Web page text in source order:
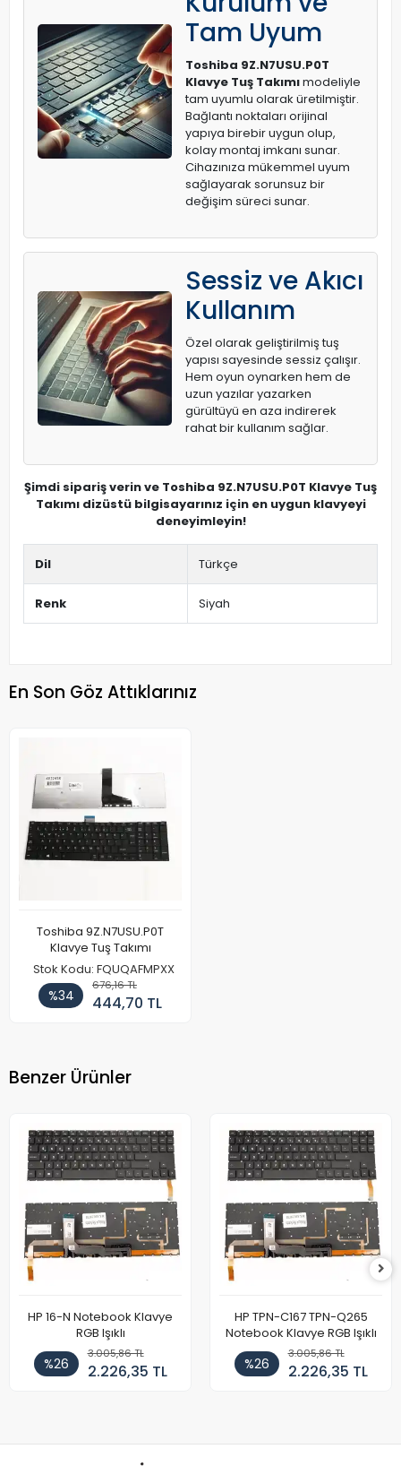
Tam Uyum
Toshiba 9Z.N7USU.P0T
Klavye Tuş Takımımodeliyle
tam uyumlu olarak üretilmiştir.
Bağlantı noktaları orijinal
yapıya birebir uygun olup,
kolay montaj imkanı sunar.
Cihazınıza mükemmel uyum
sağlayarak sorunsuz bir
değişim süreci sunar.
Sessiz ve Akıcı
Kullanım
Özel olarak geliştirilmiş tuş
yapısı sayesinde sessiz çalışır.
Hem oyun oynarken hem de
uzun yazılar yazarken
gürültüyü en aza indirerek
rahat bir kullanım sağlar.
Şimdi sipariş verin ve Toshiba 9Z.N7USU.P0T Klavye Tuş
Takımı dizüstü bilgisayarınız için en uygun klavyeyi
deneyimleyin!
Dil Türkçe
Renk Siyah
En Son Göz Attıklarınız
Toshiba 9Z.N7USU.P0T
Klavye Tuş Takımı
Stok Kodu: FQUQAFMPXX
%34
676,16 TL
444,70 TL
Benzer Ürünler
HP 16-N Notebook Klavye
RGB Işıklı
%26
3.005,86 TL
2.226,35 TL
HP TPN-C167 TPN-Q265
Notebook Klavye RGB Işıklı
%26
3.005,86 TL
2.226,35 TL